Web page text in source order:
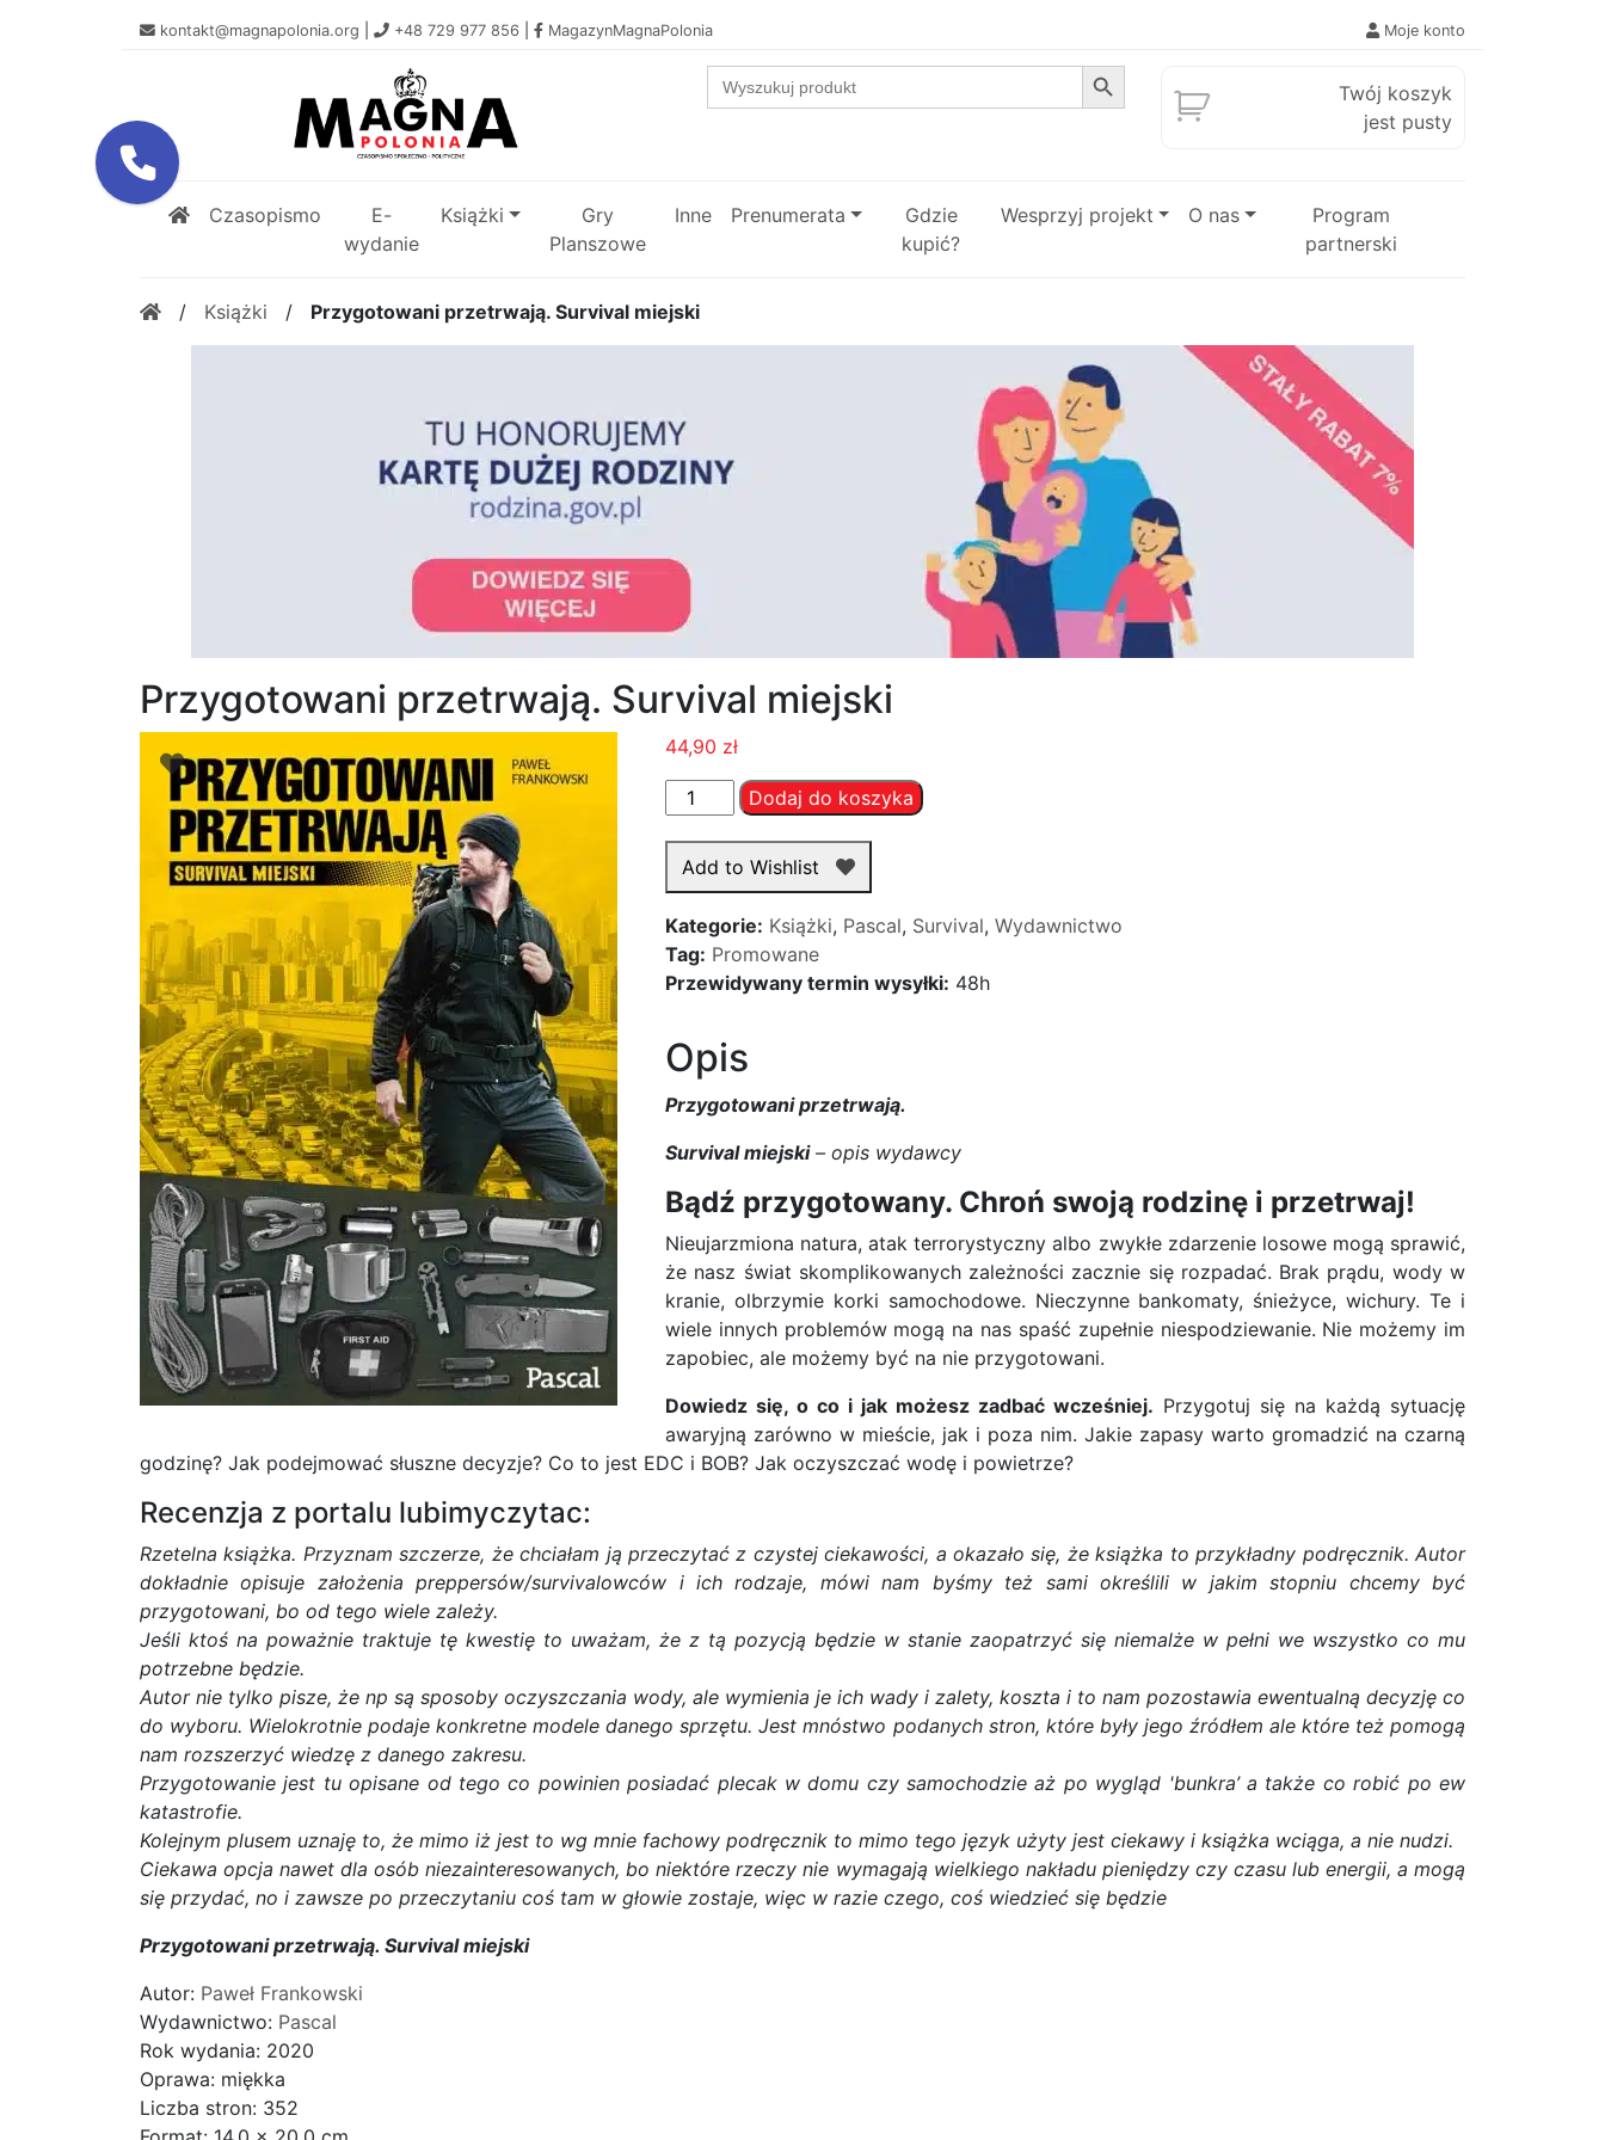
kontakt@magnapolonia.org +48 729 977 856 MagazynMagnaPolonia Moje konto
Search
for:
Search Button
Twój koszyk
jest pusty
Czasopismo
E-
wydanie
Książki
Gry
Planszowe
Inne Prenumerata
Gdzie
kupić?
Wesprzyj projekt O nas
Program
partnerski
/ Książki / Przygotowani przetrwają. Survival miejski
Przygotowani przetrwają. Survival miejski
44,90 zł
ilość
Przygotowani
przetrwają.
Survival
Dodaj do koszyka
Add to Wishlist
Kategorie: Książki, Pascal, Survival, Wydawnictwo
Tag: Promowane
Przewidywany termin wysyłki: 48h
Opis
Przygotowani przetrwają.
Survival miejski– opis wydawcy
Bądź przygotowany. Chroń swoją rodzinę i przetrwaj!
Nieujarzmiona natura, atak terrorystyczny albo zwykłe zdarzenie losowe mogą sprawić,
że nasz świat skomplikowanych zależności zacznie się rozpadać. Brak prądu, wody w
kranie, olbrzymie korki samochodowe. Nieczynne bankomaty, śnieżyce, wichury. Te i
wiele innych problemów mogą na nas spaść zupełnie niespodziewanie. Nie możemy im
zapobiec, ale możemy być na nie przygotowani.
Dowiedz się, o co i jak możesz zadbać wcześniej. Przygotuj się na każdą sytuację
awaryjną zarówno w mieście, jak i poza nim. Jakie zapasy warto gromadzić na czarną
godzinę? Jak podejmować słuszne decyzje? Co to jest EDC i BOB? Jak oczyszczać wodę i powietrze?
Recenzja z portalu lubimyczytac:
Rzetelna książka. Przyznam szczerze, że chciałam ją przeczytać z czystej ciekawości, a okazało się, że książka to przykładny podręcznik. Autor
dokładnie opisuje założenia preppersów/survivalowców i ich rodzaje, mówi nam byśmy też sami określili w jakim stopniu chcemy być
przygotowani, bo od tego wiele zależy.
Jeśli ktoś na poważnie traktuje tę kwestię to uważam, że z tą pozycją będzie w stanie zaopatrzyć się niemalże w pełni we wszystko co mu
potrzebne będzie.
Autor nie tylko pisze, że np są sposoby oczyszczania wody, ale wymienia je ich wady i zalety, koszta i to nam pozostawia ewentualną decyzję co
do wyboru. Wielokrotnie podaje konkretne modele danego sprzętu. Jest mnóstwo podanych stron, które były jego źródłem ale które też pomogą
nam rozszerzyć wiedzę z danego zakresu.
Przygotowanie jest tu opisane od tego co powinien posiadać plecak w domu czy samochodzie aż po wygląd 'bunkra’ a także co robić po ew
katastrofie.
Kolejnym plusem uznaję to, że mimo iż jest to wg mnie fachowy podręcznik to mimo tego język użyty jest ciekawy i książka wciąga, a nie nudzi.
Ciekawa opcja nawet dla osób niezainteresowanych, bo niektóre rzeczy nie wymagają wielkiego nakładu pieniędzy czy czasu lub energii, a mogą
się przydać, no i zawsze po przeczytaniu coś tam w głowie zostaje, więc w razie czego, coś wiedzieć się będzie
Przygotowani przetrwają. Survival miejski
Autor: Paweł Frankowski
Wydawnictwo: Pascal
Rok wydania: 2020
Oprawa: miękka
Liczba stron: 352